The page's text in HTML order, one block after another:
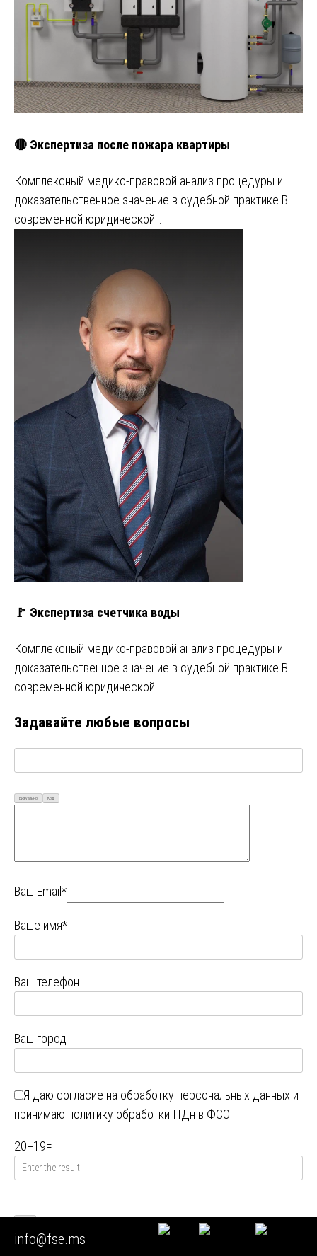
🔴 Экспертиза после пожара квартиры
Комплексный медико-правовой анализ процедуры и
доказательственное значение в судебной практике В
современной юридической…
🚩 Экспертиза счетчика воды
Комплексный медико-правовой анализ процедуры и
доказательственное значение в судебной практике В
современной юридической…
Задавайте любые вопросы
Визуально Код
Ваш Email*
Ваше имя*
Ваш телефон
Ваш город
Я даю согласие на обработку персональных данных и
принимаю политику обработки ПДн в ФСЭ
20+19=
info@fse.ms